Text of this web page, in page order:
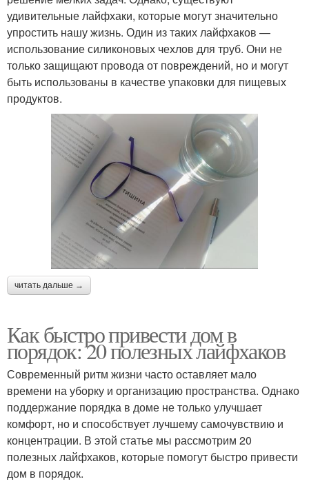
удивительные лайфхаки, которые могут значительно
упростить нашу жизнь. Один из таких лайфхаков —
использование силиконовых чехлов для труб. Они не
только защищают провода от повреждений, но и могут
быть использованы в качестве упаковки для пищевых
продуктов.
читать дальше →
Как быстро привести дом в
порядок: 20 полезных лайфхаков
Современный ритм жизни часто оставляет мало
времени на уборку и организацию пространства. Однако
поддержание порядка в доме не только улучшает
комфорт, но и способствует лучшему самочувствию и
концентрации. В этой статье мы рассмотрим 20
полезных лайфхаков, которые помогут быстро привести
дом в порядок.